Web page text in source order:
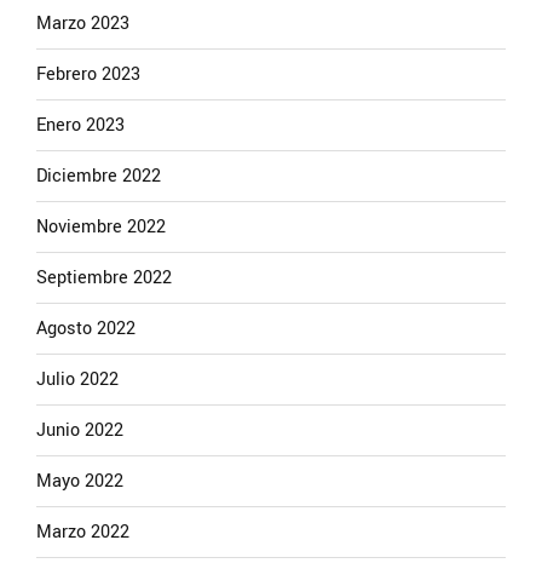
Marzo 2023
Febrero 2023
Enero 2023
Diciembre 2022
Noviembre 2022
Septiembre 2022
Agosto 2022
Julio 2022
Junio 2022
Mayo 2022
Marzo 2022